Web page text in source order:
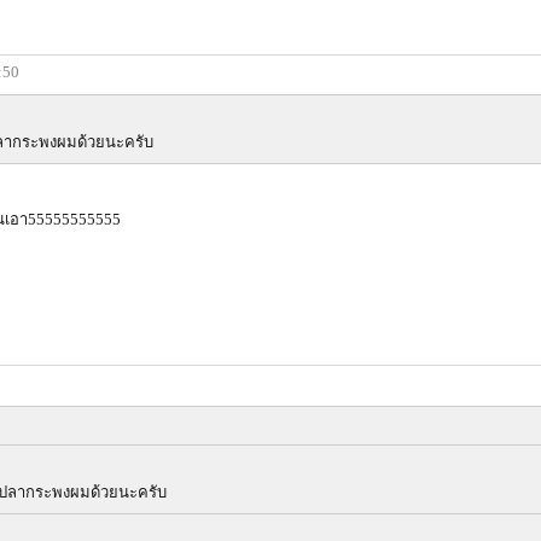
กระพงผมด้วยนะครับ
า55555555555
ลากระพงผมด้วยนะครับ